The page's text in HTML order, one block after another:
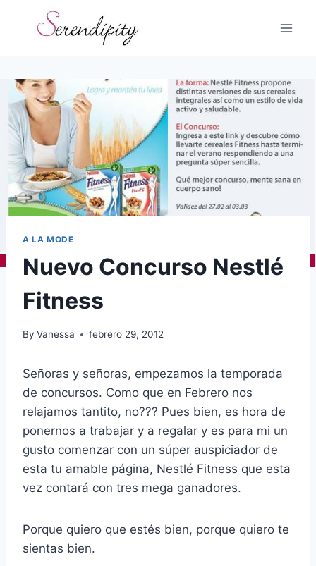
A LA MODE
Nuevo Concurso Nestlé
Fitness
By Vanessa febrero 29, 2012
Señoras y señoras, empezamos la temporada
de concursos. Como que en Febrero nos
relajamos tantito, no??? Pues bien, es hora de
ponernos a trabajar y a regalar y es para mi un
gusto comenzar con un súper auspiciador de
esta tu amable página, Nestlé Fitness que esta
vez contará con tres mega ganadores.
Porque quiero que estés bien, porque quiero te
sientas bien.